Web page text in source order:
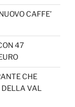
CAFFE’
47
CHE
DELLA VAL